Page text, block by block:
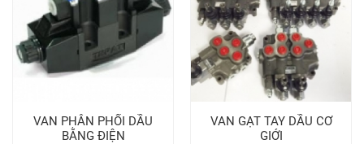
VAN PHÂN PHỐI DẦU
BẰNG ĐIỆN
VAN GẠT TAY DẦU CƠ
GIỚI